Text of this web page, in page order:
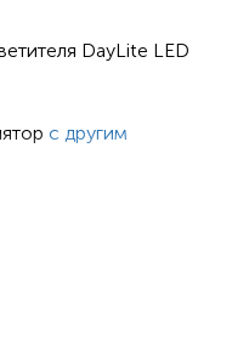
DayLite LED
с другим